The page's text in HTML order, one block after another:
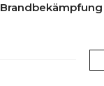
Brandbekämpfung